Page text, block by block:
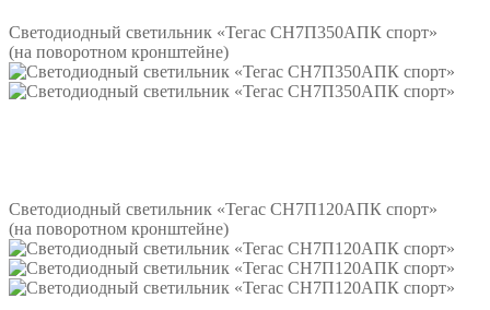
Светодиодный светильник «Тегас СН7П350АПК спорт»
(на поворотном кронштейне)
Светодиодный светильник «Тегас СН7П120АПК спорт»
(на поворотном кронштейне)